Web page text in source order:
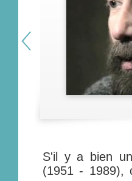
S'il y a bien
(1951 - 1989),